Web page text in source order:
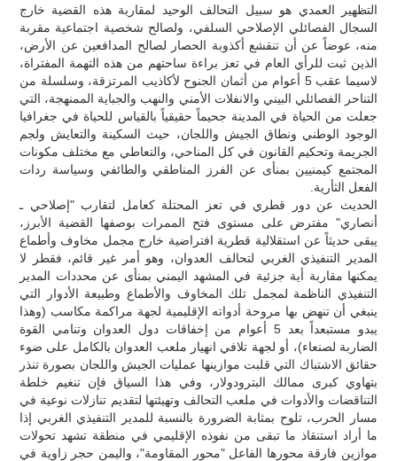
التظهير العمدي هو سبيل التحالف الوحيد لمقاربة هذه القضية خارج
السجال الفصائلي الإصلاحي السلفي، ولصالح شخصية اجتماعية مقربة
منه، عوضاً عن أن تنقشع أكذوبة الحصار لصالح المدافعين عن الأرض،
الذين ثبت للرأي العام في تعز براءة ساحتهم من هذه التهمة المفتراة،
لاسيما عقب 5 أعوام من أثمان الجنوح لأكاذيب المرتزقة، وسلسلة من
التناحر الفصائلي البيني والانفلات الأمني والنهب والجباية الممنهجة، التي
جعلت من الحياة في المدينة جحيماً حقيقياً بالقياس للحياة في جغرافيا
الوجود الوطني ونطاق الجيش واللجان، حيث السكينة والتعايش ولجم
الجريمة وتحكيم القانون في كل المناحي، والتعاطي مع مختلف مكونات
المجتمع كيمنيين بمنأى عن الفرز المناطقي والطائفي وسياسة ردات
الفعل الثأرية.
الحديث عن دور قطري في تعز المحتلة كعامل لتقارب "إصلاحي ـ
أنصاري" مفترض على مستوى فتح الممرات بوصفها القضية الأبرز،
يبقى حديثاً عن استقلالية قطرية افتراضية خارج مجمل مخاوف وأطماع
المدير التنفيذي الغربي لتحالف العدوان، وهو أمر غير قائم، فقطر لا
يمكنها مقاربة أية جزئية في المشهد اليمني بمنأى عن محددات المدير
التنفيذي الناظمة لمجمل تلك المخاوف والأطماع وطبيعة الأدوار التي
ينبغي أن تنهض بها مروحة أدواته الإقليمية لجهة مراكمة مكاسب (وهذا
يبدو مستبعداً بعد 5 أعوام من إخفاقات دول العدوان وتنامي القوة
الضاربة لصنعاء)، أو لجهة تلافي انهيار ملعب العدوان بالكامل على ضوء
حقائق الاشتباك التي قلبت موازينها عمليات الجيش واللجان بصورة تنذر
بتهاوي كبرى ممالك البترودولار، وفي هذا السياق فإن تنغيم خلطة
التناقضات والأدوات في ملعب التحالف وتهيئتها لتقديم تنازلات نوعية في
مسار الحرب، تلوح بمثابة الضرورة بالنسبة للمدير التنفيذي الغربي إذا
ما أراد استنقاذ ما تبقى من نفوذه الإقليمي في منطقة تشهد تحولات
موازين فارقة محورها الفاعل "محور المقاومة"، واليمن حجر زاوية في